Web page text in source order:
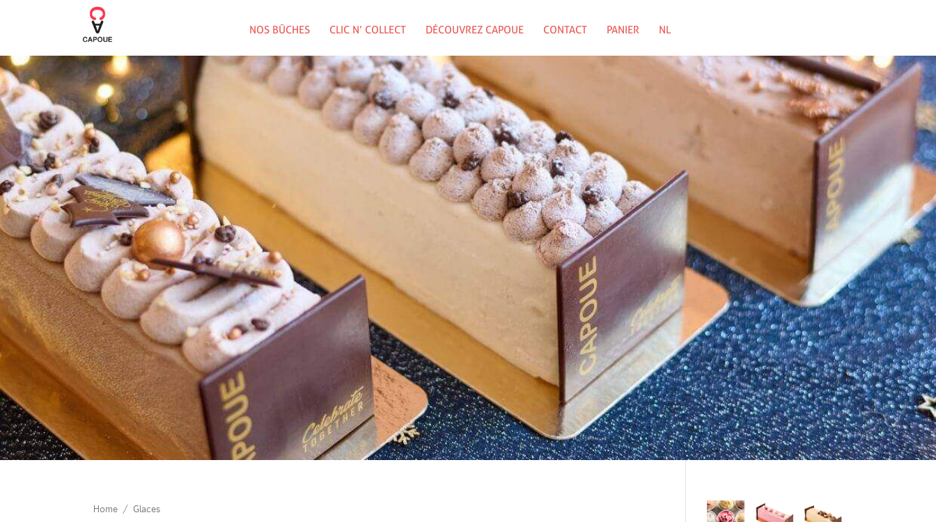
NOS BÛCHES CLIC N’ COLLECT DÉCOUVREZ CAPOUE CONTACT PANIER NL
Home / Glaces